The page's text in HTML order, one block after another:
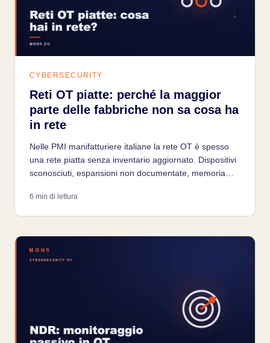
CYBERSECURITY
Reti OT piatte: perché la maggior
parte delle fabbriche non sa cosa ha
in rete
Nelle PMI manifatturiere italiane la rete OT è spesso
una rete piatta senza inventario aggiornato. Dispositivi
sconosciuti, espansioni non documentate, memoria
progetto di sicurezza industriale è capire cosa c'è in
6 min di lettura